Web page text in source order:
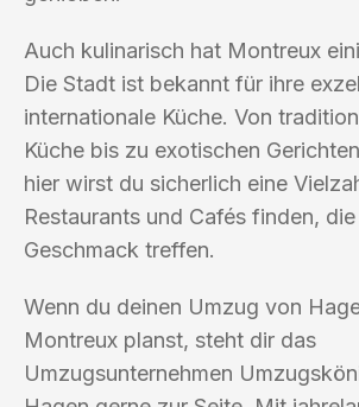
Auch kulinarisch hat Montreux
Die Stadt ist bekannt für ihre
internationale Küche. Von
Küche bis zu exotischen
hier wirst du sicherlich eine
Restaurants und Cafés finden,
Geschmack treffen.
Wenn du deinen Umzug von
Montreux planst, steht dir das
Umzugsunternehmen